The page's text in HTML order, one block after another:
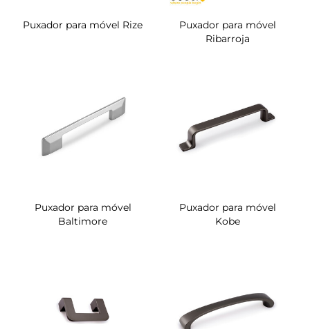
Puxador para móvel Rize
Puxador para móvel
Ribarroja
Puxador para móvel
Baltimore
Puxador para móvel
Kobe